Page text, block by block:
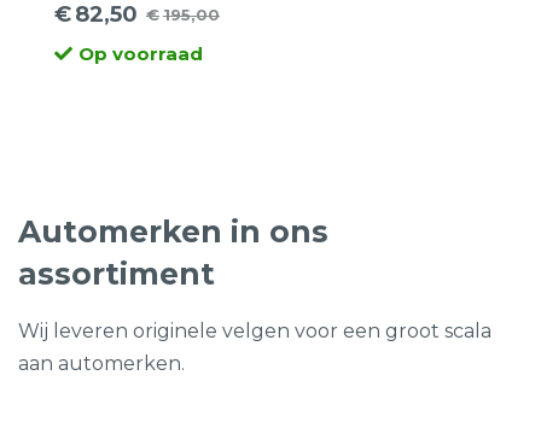
€195,00
Oorspronkelijke
prijs
€82,50
Huidige
prijsOp voorraad
Automerken in ons
assortiment
Wij leveren originele velgen voor een groot scala
aan automerken.